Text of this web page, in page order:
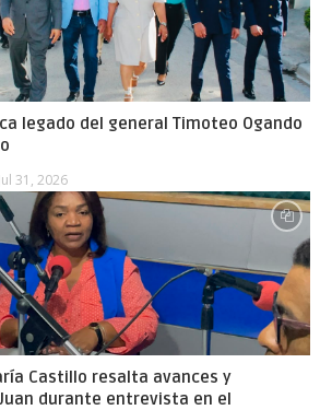
legado del general Timoteo Ogando
Jul 31, 2026
Castillo resalta avances y
durante entrevista en el